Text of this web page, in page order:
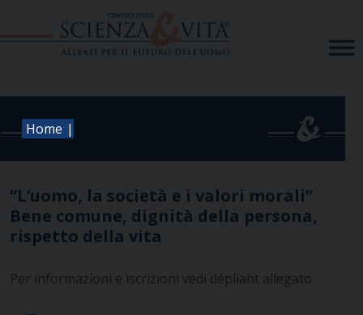
Home |
“L’uomo, la società e i valori morali”
Bene comune, dignità della persona,
rispetto della vita
Per informazioni e iscrizioni vedi dépliant allegato